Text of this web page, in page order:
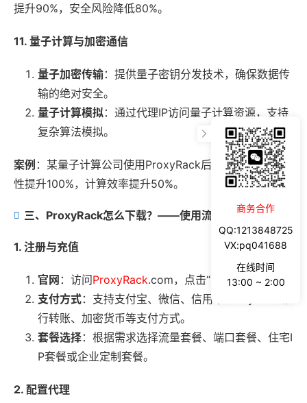
提升90%，安全风险降低80%。
11. 量子计算与加密通信
量子加密传输：提供量子密钥分发技术，确保数据传
输的绝对安全。
量子计算模拟：通过代理IP访问量子计算资源，支持
复杂算法模拟。
案例 ：某量子计算公司使用ProxyRack后，数据传输安全
性提升100%，计算效率提升50%。
三、ProxyRack怎么下载？——使用流程与系统兼容性
1. 注册与充值
官网 ：访问ProxyRack.com，点击“免费注册”按钮。
支付方式：支持支付宝、微信、信用卡、PayPal、银
行转账、加密货币等支付方式。
套餐选择：根据需求选择流量套餐、端口套餐、住宅I
P套餐或企业定制套餐。
2. 配置代理
商务合作
QQ:1213848725
VX:pq041688
在线时间
13:00 ~ 2:00